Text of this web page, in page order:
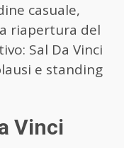
casuale,
riapertura del
Sal Da Vinci
e standing
Vinci